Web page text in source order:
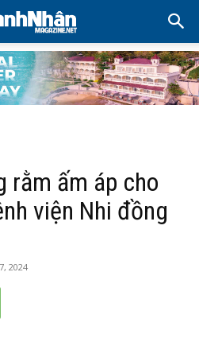
rằm ấm áp cho
viện Nhi đồng
2024